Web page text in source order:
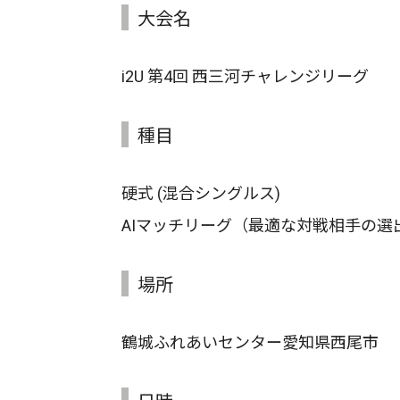
大会名
i2U 第4回 西三河チャレンジリーグ
種目
硬式 (混合シングルス)
AIマッチリーグ（最適な対戦相手の選
場所
鶴城ふれあいセンター愛知県西尾市